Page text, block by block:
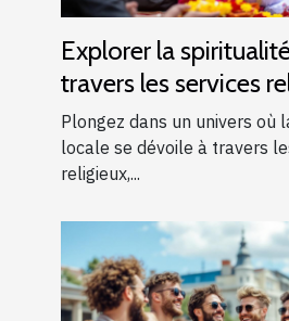
Explorer la
travers les services
Plongez dans un univers où
locale se dévoile à travers
religieux,...